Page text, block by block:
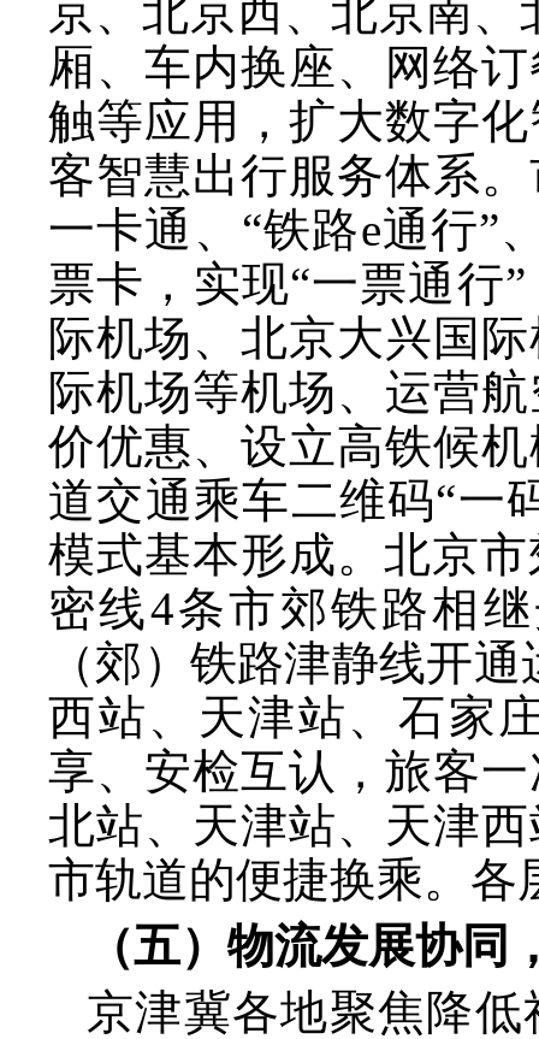
京、北京西、北京南
厢、车内换座、网络
触等应用，扩大数字
客智慧出行服务体系
一卡通、“铁路e通行”
票卡，实现“一票通行
际机场、北京大兴国
际机场等机场、运营
价优惠、设立高铁候
道交通乘车二维码“一
模式基本形成。北京
密线4条市郊铁路相
（郊）铁路津静线开
西站、天津站、石家
享、安检互认，旅客
北站、天津站、天津
市轨道的便捷换乘。各
（五）物流发展协同
京津冀各地聚焦降